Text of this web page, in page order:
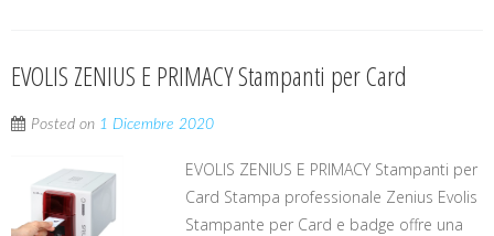
EVOLIS ZENIUS E PRIMACY Stampanti per Card
Posted on 1 Dicembre 2020
EVOLIS ZENIUS E PRIMACY Stampanti per
Card Stampa professionale Zenius Evolis
Stampante per Card e badge offre una